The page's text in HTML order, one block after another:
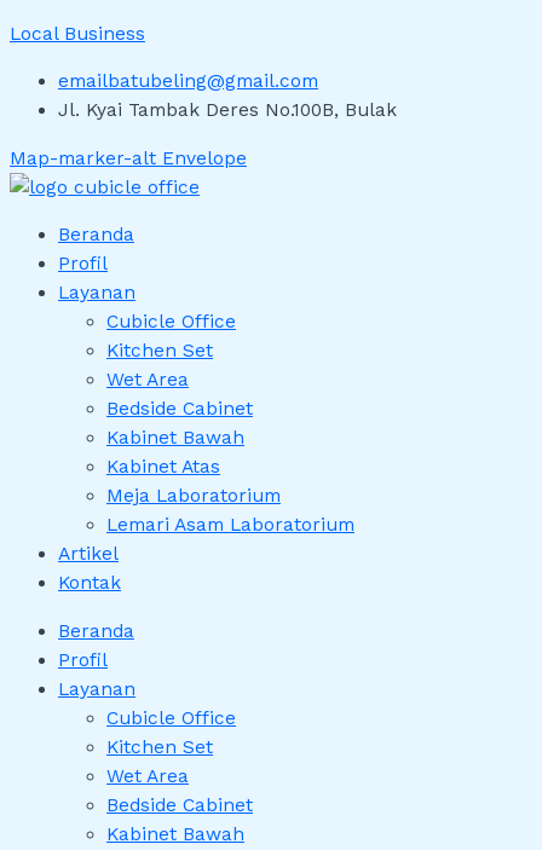
Local Business
emailbatubeling@gmail.com
Jl. Kyai Tambak Deres No.100B, Bulak
Map-marker-alt Envelope
Beranda
Profil
Layanan
Cubicle Office
Kitchen Set
Wet Area
Bedside Cabinet
Kabinet Bawah
Kabinet Atas
Meja Laboratorium
Lemari Asam Laboratorium
Artikel
Kontak
Beranda
Profil
Layanan
Cubicle Office
Kitchen Set
Wet Area
Bedside Cabinet
Kabinet Bawah